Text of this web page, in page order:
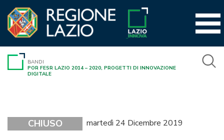
contenuto
BANDI
POR FESR LAZIO 2014 – 2020, PROGETTI DI INNOVAZIONE
DIGITALE
CHIUSO martedì 24 Dicembre 2019